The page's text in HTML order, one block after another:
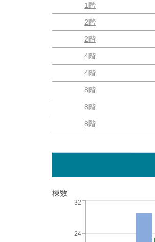
1階
2階
2階
4階
4階
8階
8階
8階
棟数
24
32